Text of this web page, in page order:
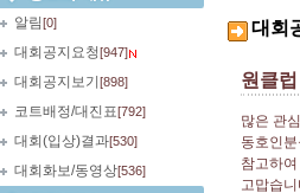
알림[0]
대회공지요청[947]
대회공지보기 [898]
코트배정/대진표[792]
대회(입상)결과[530]
대회화보/동영상[536]
대회
원클
많은 관
동호인
참고하
고맙습